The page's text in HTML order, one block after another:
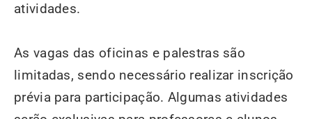
atividades.
As vagas das oficinas e palestras são
limitadas, sendo necessário realizar inscrição
prévia para participação. Algumas atividades